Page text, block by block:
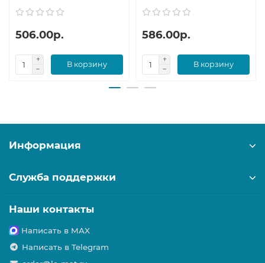
506.00р.
В корзину
586.00р.
В корзину
Информация
Служба поддержки
Наши контакты
Написать в MAX
Написать в Telegram